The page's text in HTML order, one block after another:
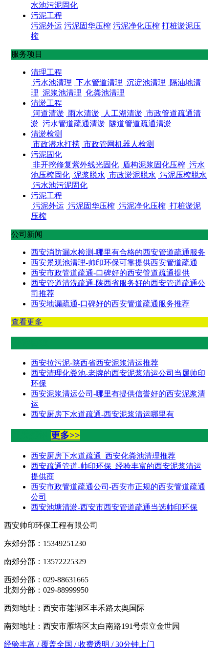
水池污泥固化
污泥工程
污泥外运 污泥固华压榨 污泥净化压榨 打桩淤泥压
榨
服务项目
清理工程
污水池清理 下水管道清理 沉淀池清理
隔油地清
理 泥浆池清理 化粪池清理
清淤工程
河道清淤 雨水清淤 人工湖清淤 市政管道疏通清
淤 污水管道疏通清淤 隧道管道疏通清淤
清淤检测
市政潜水打捞 市政管网机器人检测
污泥固化
非开挖修复紫外线光固化 盾构泥浆固化压榨 污水
池压榨固化 泥浆脱水 市政淤泥脱水 污泥压榨脱水
污水池污泥固化
污泥工程
污泥外运 污泥固华压榨 污泥净化压榨 打桩淤泥
压榨
公司新闻
西安消防漏水检测-哪里有合格的西安管道疏通服务
西安景观池清理-帅印环保可靠提供西安管道疏通
西安市政管道疏通-口碑好的西安管道疏通提供
西安管道清洗疏通-陕西省服务好的西安管道疏通公
司推荐
西安地漏疏通-口碑好的西安管道疏通服务推荐
查看更多
西安拉污泥-陕西省西安泥浆清运推荐
西安清理化粪池-老牌的西安泥浆清运公司当属帅印
环保
西安泥浆清运公司-哪里有提供信誉好的西安泥浆清
运
西安厨房下水道疏通-西安泥浆清运哪里有
更多>>
西安厨房下水道疏通_西安化粪池清理推荐
西安疏通管道-帅印环保_经验丰富的西安泥浆清运
提供商
西安市政管道疏通公司-西安市正规的西安管道疏通
公司
西安池塘清淤-西安市西安管道疏通当选帅印环保
西安帅印环保工程有限公司
东郊分部：15349251230
南郊分部：13572225329
西郊分部：029-88631665
北郊分部：029-88999950
西郊地址：西安市莲湖区丰禾路太奥国际
南郊地址：西安市雁塔区太白南路191号崇立金世园
经验丰富 / 覆盖全国 / 收费透明 / 30分钟上门